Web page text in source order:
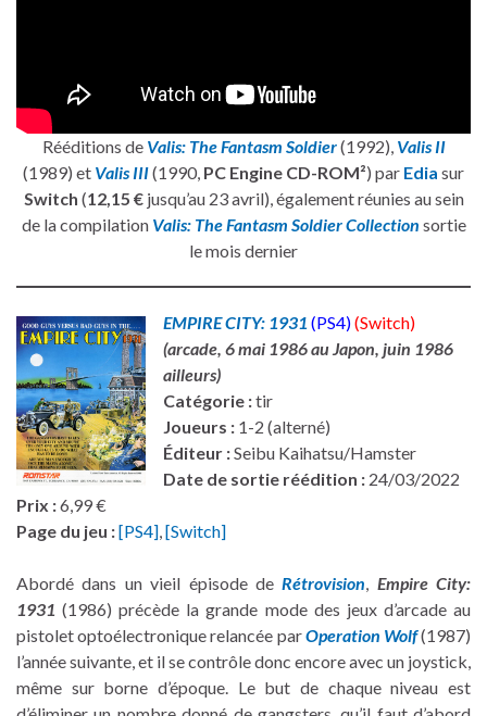
Rééditions de Valis: The Fantasm Soldier(1992), Valis II
(1989) et Valis III(1990, PC Engine CD-ROM²) par Edia sur
Switch (12,15 €jusqu’au 23 avril), également réunies au sein
de la compilation Valis: The Fantasm Soldier Collection sortie
le mois dernier
EMPIRE CITY: 1931 (PS4)(Switch)
(arcade, 6 mai 1986 au Japon, juin 1986
ailleurs)
Catégorie :tir
Joueurs : 1-2 (alterné)
Éditeur :Seibu Kaihatsu/Hamster
Date de sortie réédition : 24/03/2022
Prix :6,99 €
Page du jeu :[PS4],[Switch]
Abordé dans un vieil épisode deRétrovision, Empire City:
1931 (1986) précède la grande mode des jeux d’arcade au
pistolet optoélectronique relancée parOperation Wolf(1987)
l’année suivante, et il se contrôle donc encore avec un joystick,
même sur borne d’époque. Le but de chaque niveau est